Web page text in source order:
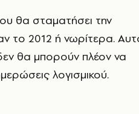
θα σταματήσει την
το 2012 ή νωρίτερα.
θα μπορούν πλέον να
λογισμικού.